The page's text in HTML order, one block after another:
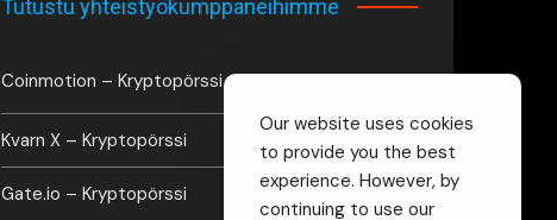
Tutustu yhteistyökumppaneihimme
Coinmotion – Kryptopörssi
Kvarn X – Kryptopörssi
Gate.io – Kryptopörssi
Our website uses cookies
to provide you the best
experience. However, by
continuing to use our